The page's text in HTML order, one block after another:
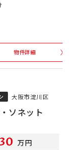
物件詳細
大阪市淀川区
ソネット
万円